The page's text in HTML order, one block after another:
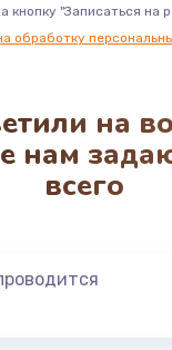
цепи
2200 руб.
микрофона
500 руб.
800 руб.
кнопку "Записаться на
обработку
на
нам
всего